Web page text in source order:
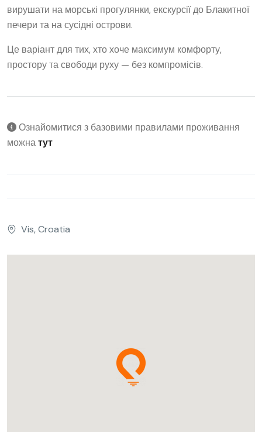
вирушати на морські прогулянки, екскурсії до Блакитної
печери та на сусідні острови.
Це варіант для тих, хто хоче максимум комфорту,
простору та свободи руху — без компромісів.
Ознайомитися з базовими правилами проживання
можнатут
Vis, Croatia